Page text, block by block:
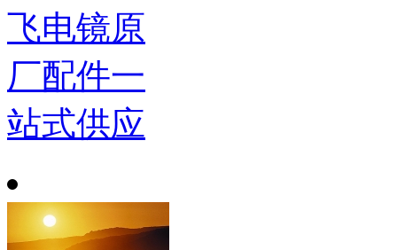
飞电镜原
厂配件一
站式供应